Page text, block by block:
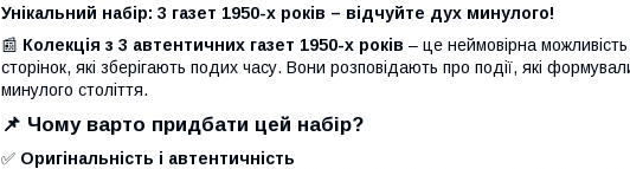
Унікальний набір: 3 газет 1950-х років – відчуйте дух минулого!
📰 Колекція з 3 автентичних газет 1950-х років – це неймовірна
сторінок, які зберігають подих часу. Вони розповідають про події, які
минулого століття.
📌 Чому варто придбати цей набір?
✅ Оригінальність і автентичність